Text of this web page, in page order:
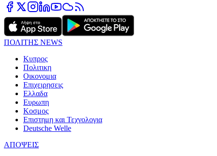
ΠΟΛΙΤΗΣ NEWS
Κυπρος
Πολιτικη
Οικονομια
Επιχειρησεις
Ελλαδα
Ευρωπη
Κοσμος
Επιστημη και Τεχνολογια
Deutsche Welle
ΑΠΟΨΕΙΣ